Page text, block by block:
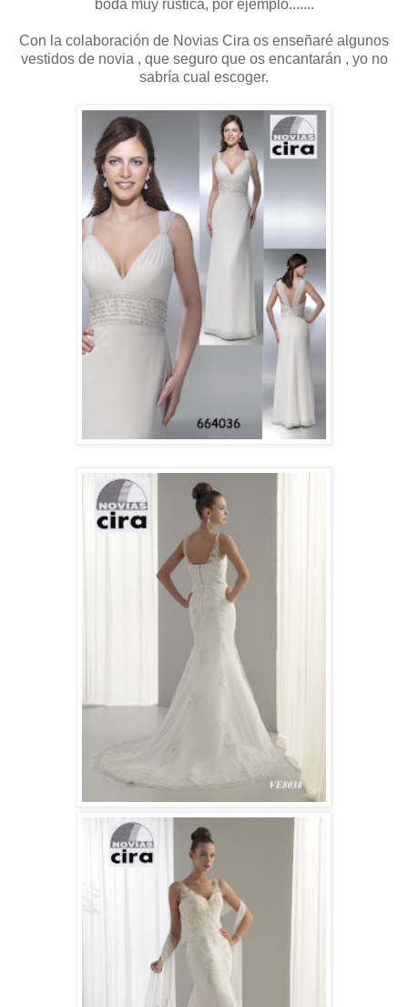
boda muy rústica, por ejemplo.......
Con la colaboración de Novias Cira os enseñaré algunos
vestidos de novia , que seguro que os encantarán , yo no
sabría cual escoger.